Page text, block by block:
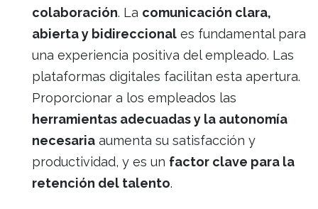
colaboración. La comunicación clara,
abierta y bidireccionales fundamental para
una experiencia positiva del empleado. Las
plataformas digitales facilitan esta apertura.
Proporcionar a los empleados las
herramientas adecuadas y la autonomía
necesariaaumenta su satisfacción y
productividad, y es un factor clave para la
retención del talento.